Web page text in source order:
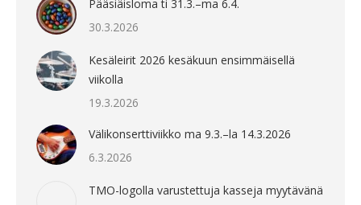
Pääsiäisloma ti 31.3.–ma 6.4.
30.3.2026
Kesäleirit 2026 kesäkuun ensimmäisellä
viikolla
19.3.2026
Välikonserttiviikko ma 9.3.–la 14.3.2026
6.3.2026
TMO-logolla varustettuja kasseja myytävänä